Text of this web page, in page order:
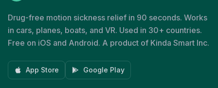
Drug-free motion sickness relief in 90 seconds. Works
in cars, planes, boats, and VR. Used in 30+ countries.
Free on iOS and Android. A product of Kinda Smart Inc.
App Store Google Play